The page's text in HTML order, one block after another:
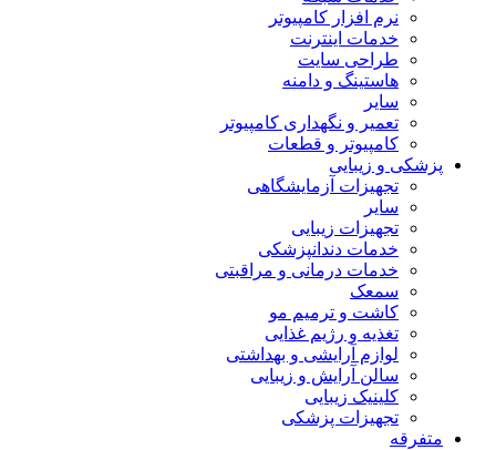
نرم افزار کامپیوتر
خدمات اینترنت
طراحی سایت
هاستینگ و دامنه
سایر
تعمیر و نگهداری کامپیوتر
کامپیوتر و قطعات
پزشکی و زیبایی
تجهیزات آزمایشگاهی
سایر
تجهیزات زیبایی
خدمات دندانپزشکی
خدمات درمانی و مراقبتی
سمعک
کاشت و ترمیم مو
تغذیه و رژیم غذایی
لوازم آرایشی و بهداشتی
سالن آرایش و زیبایی
کلینیک زیبایی
تجهیزات پزشکی
متفرقه